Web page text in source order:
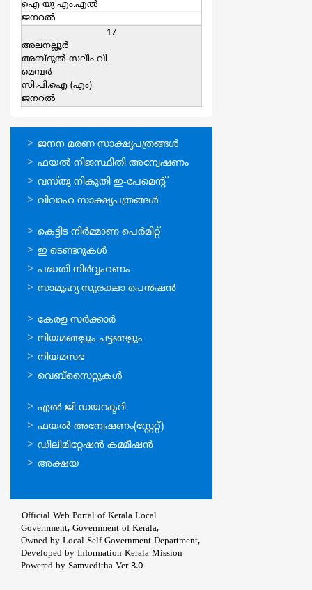
ഐ യു എം.എല്‍
ജനറല്‍
17
അലനല്ലൂർ
അബ്ദുല്‍ സലീം വി
മെമ്പര്‍
സി.പി.ഐ (എം)
ജനറല്‍
ഓണ്‍ലൈന്‍
സേവനങ്ങള്‍
ജനന മരണ സാക്ഷ്യപത്രങ്ങള്‍
ഫയല്‍ നിജസ്ഥിതി അന്വേഷണം
വസ്തു നികുതി ഇ-പേമെന്റ്
വിവാഹ സാക്ഷ്യപത്രങ്ങള്‍
ഓണ്‍ലൈന്‍
സേവനങ്ങള്‍
കെട്ടിട നിര്‍മ്മാണ പെര്‍മിറ്റ്‌
ഇ ടെണ്ടറുകള്‍
പദ്ധതി നിര്‍വ്വഹണം
സാമൂഹ്യ സുരക്ഷാ പെന്‍ഷന്‍
ഉപയോഗപ്രദമായ
കണ്ണികള്‍
കേരള സര്‍ക്കാര്‍
നിയമങ്ങളും ചട്ടങ്ങളും
നിയമസഭ
വെബ്സൈറ്റുകള്‍
ഉപയോഗപ്രദമായ
കണ്ണികള്‍
എല്‍ ജി ഡയറക്ടറി
ഫയല്‍ അന്വേഷണം(സ്റ്റേറ്റ്)
ഡിലിമിറ്റേഷന്‍ കമ്മീഷന്‍
അക്ഷയ
Official Web Portal of Kerala Local
Government, Government of Kerala,
Owned by Local Self Government Department,
Developed by Information Kerala Mission
Powered by Samveditha Ver 3.0